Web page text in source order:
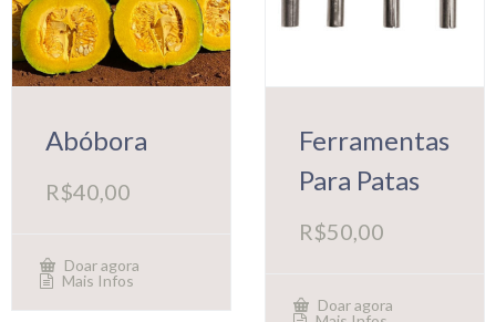
Abóbora
R$40,00
Doar agora
Mais Infos
Ferramentas
Para Patas
R$50,00
Doar agora